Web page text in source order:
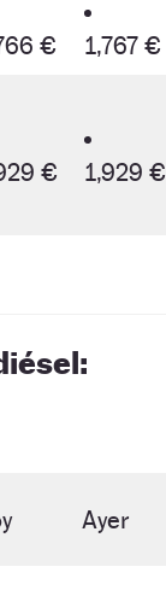
€ 1,767 €
€ 1,929 €
Ayer